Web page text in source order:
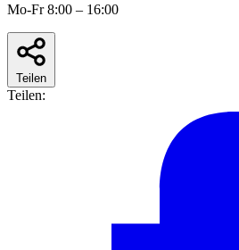
Mo-Fr 8:00 – 16:00
Teilen
Teilen: